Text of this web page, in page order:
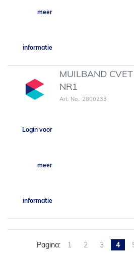
meer
informatie
MUILBAND
NR1
Art. No.: 2800233
Login voor
meer
informatie
Pagina: 1 2 3 4